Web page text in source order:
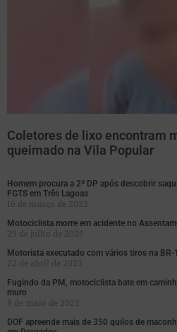
Coletores de lixo encontram
queimado na Vila Popular
Homem procura a 2ª DP após descobrir
FGTS em Três Lagoas
16 de março de 2023
Motociclista morre em acidente no
29 de julho de 2025
Motorista executado com vários tiros na
22 de abril de 2023
Fugindo da PM, motociclista bate em
muro
8 de maio de 2023
DOF apreende mais de 350 quilos de